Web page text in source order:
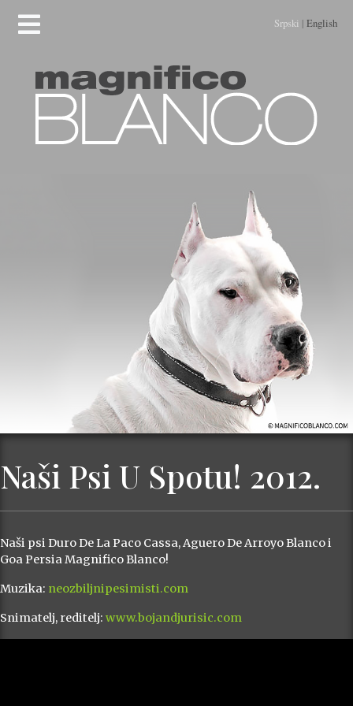
Srpski | English
Naši Psi U Spotu! 2012.
Naši psi Duro De La Paco Cassa, Aguero De Arroyo Blanco i
Goa Persia Magnifico Blanco!
Muzika: neozbiljnipesimisti.com
Snimatelj, reditelj: www.bojandjurisic.com